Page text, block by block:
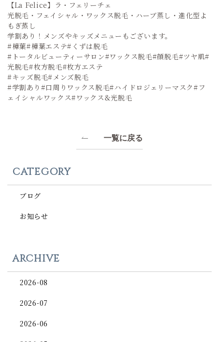
【La Felice】ラ・フェリーチェ
光脱毛・フェイシャル・ワックス脱毛・ハーブ蒸し・進化型よ
もぎ蒸し
学割あり！メンズやキッズメニューもございます。
#樟葉#樟葉エステ#くずは脱毛
#トータルビューティーサロン#ワックス脱毛#顔脱毛#ツヤ肌#
光脱毛#枚方脱毛#枚方エステ
#キッズ脱毛#メンズ脱毛
#学割あり#口周りワックス脱毛#ハイドロジェリーマスク#フ
ェイシャルワックス#ワックス&光脱毛
一覧に戻る
CATEGORY
ブログ
お知らせ
ARCHIVE
2026-08
2026-07
2026-06